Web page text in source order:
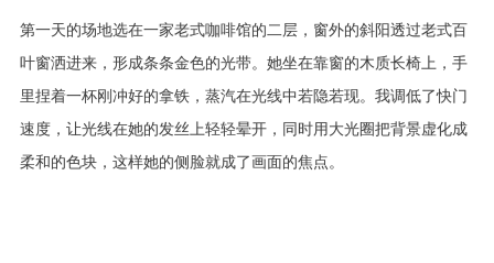
第一天的场地选在一家老式咖啡馆的二层，窗外的斜阳透过老式百
叶窗洒进来，形成条条金色的光带。她坐在靠窗的木质长椅上，手
里捏着一杯刚冲好的拿铁，蒸汽在光线中若隐若现。我调低了快门
速度，让光线在她的发丝上轻轻晕开，同时用大光圈把背景虚化成
柔和的色块，这样她的侧脸就成了画面的焦点。